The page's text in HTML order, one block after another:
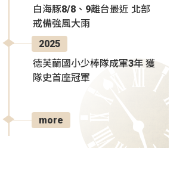
白海豚8/8、9離台最近 北部
戒備強風大雨
2025
德芙蘭國小少棒隊成軍3年 獲
隊史首座冠軍
more